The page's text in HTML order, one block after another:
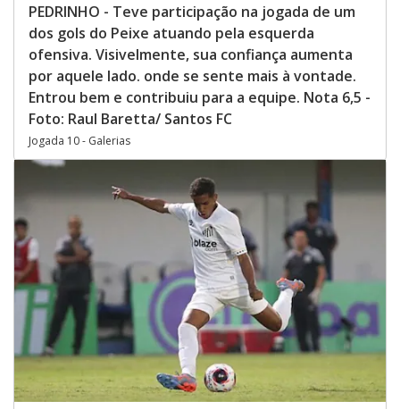
PEDRINHO - Teve participação na jogada de um
dos gols do Peixe atuando pela esquerda
ofensiva. Visivelmente, sua confiança aumenta
por aquele lado. onde se sente mais à vontade.
Entrou bem e contribuiu para a equipe. Nota 6,5 -
Foto: Raul Baretta/ Santos FC
Jogada 10 - Galerias